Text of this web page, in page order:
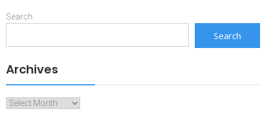
Search
Search
Archives
Archives